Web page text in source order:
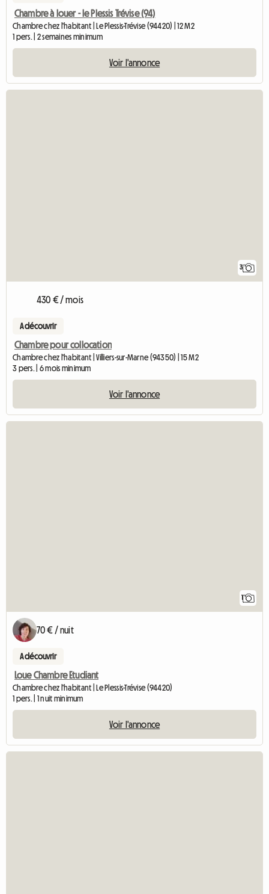
Chambre à louer - le Plessis Trévise (94)
Chambre chez l'habitant | Le Plessis-Trévise (94420) | 12 M2
1 pers. | 2 semaines minimum
Voir l'annonce
3
430 € / mois
A découvrir
Chambre pour collocation
Chambre chez l'habitant | Villiers-sur-Marne (94350) | 15 M2
3 pers. | 6 mois minimum
Voir l'annonce
70 € / nuit
A découvrir
Loue Chambre Etudiant
Chambre chez l'habitant | Le Plessis-Trévise (94420)
1 pers. | 1 nuit minimum
Voir l'annonce